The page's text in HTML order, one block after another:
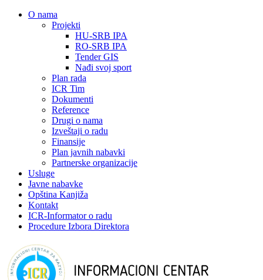
О nama
Projekti
HU-SRB IPA
RO-SRB IPA
Tender GIS
Nađi svoj sport
Plan rada
ICR Tim
Dokumenti
Reference
Drugi o nama
Izveštaji o radu
Finansije
Plan javnih nabavki
Partnerske organizacije
Usluge
Javne nabavke
Opština Kanjiža
Kontakt
ICR-Informator o radu
Procedure Izbora Direktora